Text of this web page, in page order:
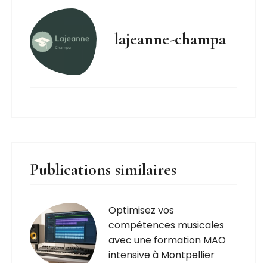
lajeanne-champa
Publications similaires
Optimisez vos
compétences musicales
avec une formation MAO
intensive à Montpellier